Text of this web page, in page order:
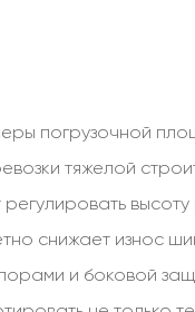
погрузочной
тяжелой
снижает износ
и боковой